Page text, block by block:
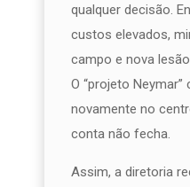
qualquer decisão.
custos elevados,
campo e nova
O “projeto
novamente no
conta não fecha.
Assim, a diretoria